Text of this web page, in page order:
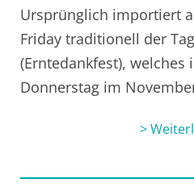
Ursprünglich importiert
Friday traditionell der
(Erntedankfest),
Donnerstag im
>